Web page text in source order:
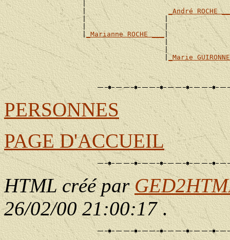
                   |
_André ROCHE
|                   |
|                   |
                   |
_Marianne ROCHE ___ |
|
                                       |
_Marie
PERSONNES
PAGE D'ACCUEIL
HTML créé par
26/02/00 21:00:17.